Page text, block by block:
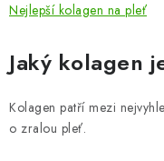
Nejlepší kolagen na pleť
Jaký kolagen
Kolagen patří mezi
o zralou pleť.